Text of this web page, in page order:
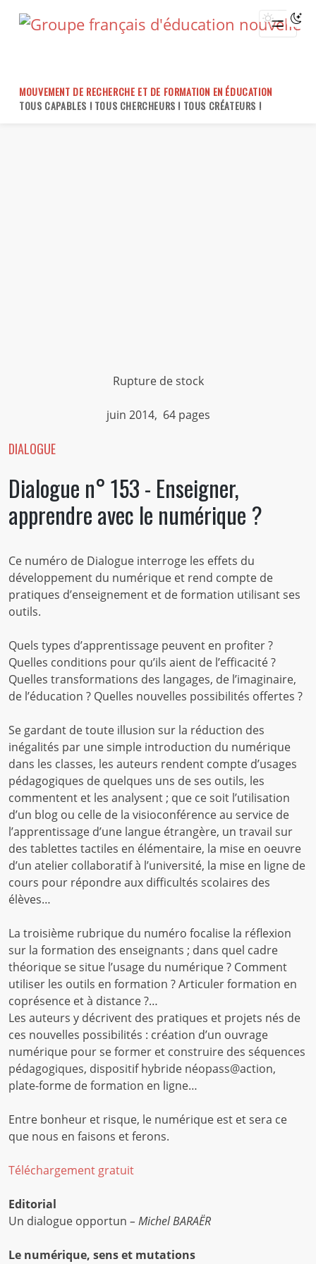
MOUVEMENT DE RECHERCHE ET DE FORMATION EN ÉDUCATION
TOUS CAPABLES ! TOUS CHERCHEURS ! TOUS CRÉATEURS !
Rupture de stock
juin 2014, 64 pages
DIALOGUE
Dialogue n° 153 - Enseigner,
apprendre avec le numérique ?
Ce numéro de Dialogue interroge les effets du
développement du numérique et rend compte de
pratiques d’enseignement et de formation utilisant ses
outils.
Quels types d’apprentissage peuvent en profiter ?
Quelles conditions pour qu’ils aient de l’efficacité ?
Quelles transformations des langages, de l’imaginaire,
de l’éducation ? Quelles nouvelles possibilités offertes ?
Se gardant de toute illusion sur la réduction des
inégalités par une simple introduction du numérique
dans les classes, les auteurs rendent compte d’usages
pédagogiques de quelques uns de ses outils, les
commentent et les analysent ; que ce soit l’utilisation
d’un blog ou celle de la visioconférence au service de
l’apprentissage d’une langue étrangère, un travail sur
des tablettes tactiles en élémentaire, la mise en oeuvre
d’un atelier collaboratif à l’université, la mise en ligne de
cours pour répondre aux difficultés scolaires des
élèves…
La troisième rubrique du numéro focalise la réflexion
sur la formation des enseignants ; dans quel cadre
théorique se situe l’usage du numérique ? Comment
utiliser les outils en formation ? Articuler formation en
coprésence et à distance ?…
Les auteurs y décrivent des pratiques et projets nés de
ces nouvelles possibilités : création d’un ouvrage
numérique pour se former et construire des séquences
pédagogiques, dispositif hybride néopass@action,
plate-forme de formation en ligne…
Entre bonheur et risque, le numérique est et sera ce
que nous en faisons et ferons.
Téléchargement gratuit
Editorial
Un dialogue opportun – Michel BARAËR
Le numérique, sens et mutations